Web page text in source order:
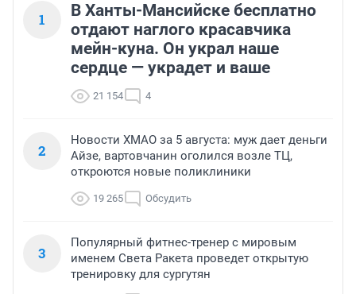
1
В Ханты-Мансийске бесплатно
отдают наглого красавчика
мейн-куна. Он украл наше
сердце — украдет и ваше
21 154 4
2
Новости ХМАО за 5 августа: муж дает деньги
Айзе, вартовчанин оголился возле ТЦ,
откроются новые поликлиники
19 265 Обсудить
3
Популярный фитнес-тренер с мировым
именем Света Ракета проведет открытую
тренировку для сургутян